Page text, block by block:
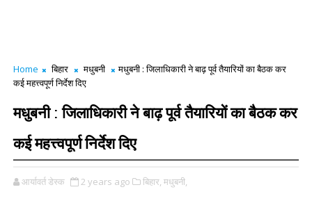
Home बिहार मधुबनी
मधुबनी : जिलाधिकारी ने बाढ़ पूर्व तैयारियों का बैठक कर
कई महत्त्वपूर्ण निर्देश दिए
मधुबनी : जिलाधिकारी ने बाढ़ पूर्व तैयारियों का बैठक कर
कई महत्त्वपूर्ण निर्देश दिए
आर्यावर्त डेस्क 2 years ago बिहार, मधुबनी,